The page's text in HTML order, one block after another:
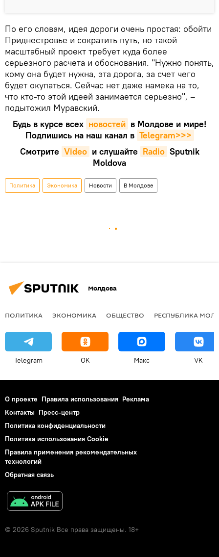
По его словам, идея дороги очень простая: обойти
Приднестровье и сократить путь, но такой
масштабный проект требует куда более
серьезного расчета и обоснования. "Нужно понять,
кому она будет нужна, эта дорога, за счет чего
будет окупаться. Сейчас нет даже намека на то,
что кто-то этой идеей занимается серьезно", –
подытожил Муравский.
Будь в курсе всех новостей в Молдове и мире!
Подпишись на наш канал в Telegram>>>
Смотрите Video и слушайте Radio Sputnik
Moldova
Политика Экономика Новости В Молдове
Молдова
ПОЛИТИКА ЭКОНОМИКА ОБЩЕСТВО РЕСПУБЛИКА
Telegram OK Макс VK
О проекте Правила использования Реклама
Контакты Пресс-центр
Политика конфиденциальности
Политика использования Cookie
Правила применения рекомендательных
технологий
Обратная связь
© 2026 Sputnik Все права защищены. 18+